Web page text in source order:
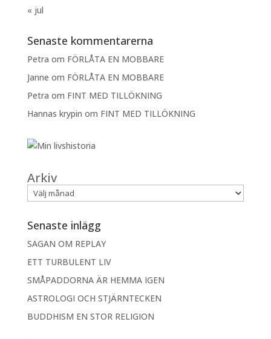
« jul
Senaste kommentarerna
Petra om FÖRLÅTA EN MOBBARE
Janne om FÖRLÅTA EN MOBBARE
Petra om FINT MED TILLÖKNING
Hannas krypin om FINT MED TILLÖKNING
Arkiv
Senaste inlägg
SAGAN OM REPLAY
ETT TURBULENT LIV
SMÅPADDORNA ÄR HEMMA IGEN
ASTROLOGI OCH STJÄRNTECKEN
BUDDHISM EN STOR RELIGION